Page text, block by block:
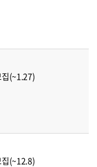
집(~1.27)
집(~12.8)